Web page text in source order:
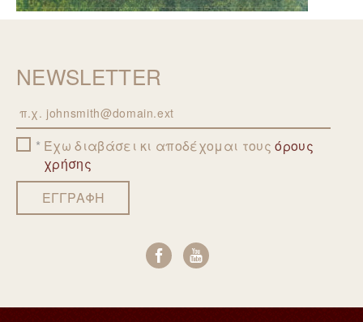
NEWSLETTER
EmailΈχω διαβάσει κι αποδέχομαι τουςόρους
χρήσης
ΕΓΓΡΑΦΗ